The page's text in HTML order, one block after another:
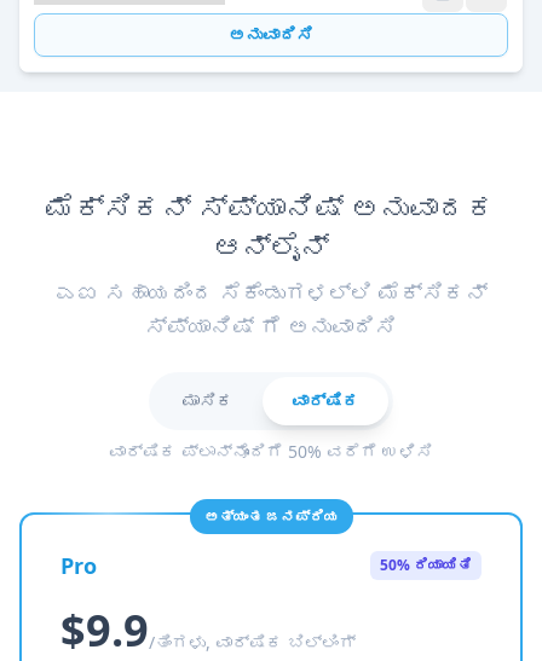
ಅನುವಾದಿಸಿ
ಮೆಕ್ಸಿಕನ್ ಸ್ಪ್ಯಾನಿಷ್ ಅನುವಾದಕ
ಆನ್ಲೈನ್
ಎಐ ಸಹಾಯದಿಂದ ಸೆಕೆಂಡುಗಳಲ್ಲಿ ಮೆಕ್ಸಿಕನ್
ಸ್ಪ್ಯಾನಿಷ್ ಗೆ ಅನುವಾದಿಸಿ
ಮಾಸಿಕ ವಾರ್ಷಿಕ
ವಾರ್ಷಿಕ ಪ್ಲಾನ್‌ನೊಂದಿಗೆ 50% ವರೆಗೆ ಉಳಿಸಿ
ಅತ್ಯಂತ ಜನಪ್ರಿಯ
Pro 50% ರಿಯಾಯಿತಿ
$9.9/ತಿಂಗಳು, ವಾರ್ಷಿಕ ಬಿಲ್ಲಿಂಗ್